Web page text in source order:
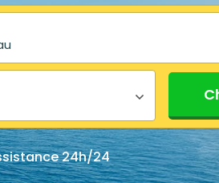
24h/24